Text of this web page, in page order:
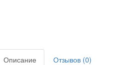
Описание
Отзывов (0)